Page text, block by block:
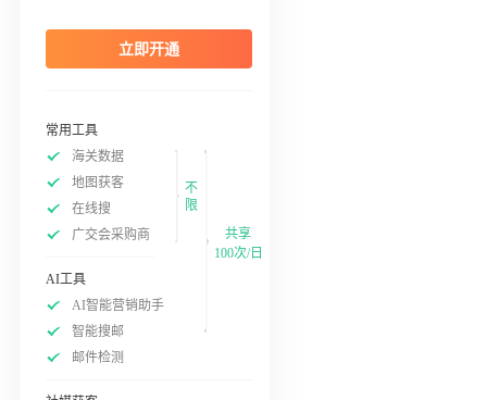
立即开通
常用工具
海关数据
地图获客
在线搜
广交会采购商
不
限
AI工具
AI智能营销助手
智能搜邮
邮件检测
共享
100次/日